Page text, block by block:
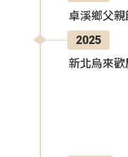
卓溪鄉父
2025
新北烏來